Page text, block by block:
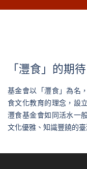
「灃食」的期待
基金會以「灃食」為名
食文化教育的理念，設
灃食基金會如同活水一
文化優雅、知識豐饒的